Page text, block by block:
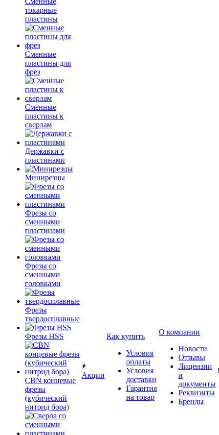
токарные
пластины
Сменные
пластины для
фрез
Сменные
пластины к
сверлам
Державки с
пластинами
Минирезцы
Фрезы со
сменными
пластинами
Фрезы со
сменными
головками
Фрезы
твердосплавные
Фрезы HSS
CBN концевые
фрезы
(кубический
нитрид бора)
Акции
Как купить
Условия
оплаты
Условия
доставки
Гарантия
на товар
О компании
Новости
Отзывы
Лицензии
и
документы
Реквизиты
Бренды